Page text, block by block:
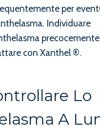
per
Individuare
con Xanthel ®.
Lo
A